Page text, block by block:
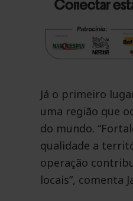
Já o primeiro
uma região que
do mundo.
qualidade a
operação
locais”, comenta